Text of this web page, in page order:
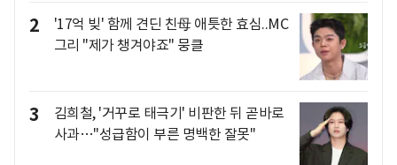
2
'17억 빚' 함께 견딘 친母 애틋한 효심..MC
그리 "제가 챙겨야죠" 뭉클
3
김희철, '거꾸로 태극기' 비판한 뒤 곧바로
사과…"성급함이 부른 명백한 잘못"